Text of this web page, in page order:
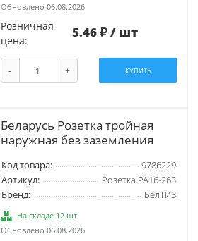
Обновлено 06.08.2026
Розничная
цена:
5.46 / шт
- + КУПИТЬ
Беларусь Розетка тройная
наружная без заземления
Код товара:
9786229
Артикул:
Розетка РА16-263
Бренд:
БелТИЗ
На складе 12 шт
Обновлено 06.08.2026